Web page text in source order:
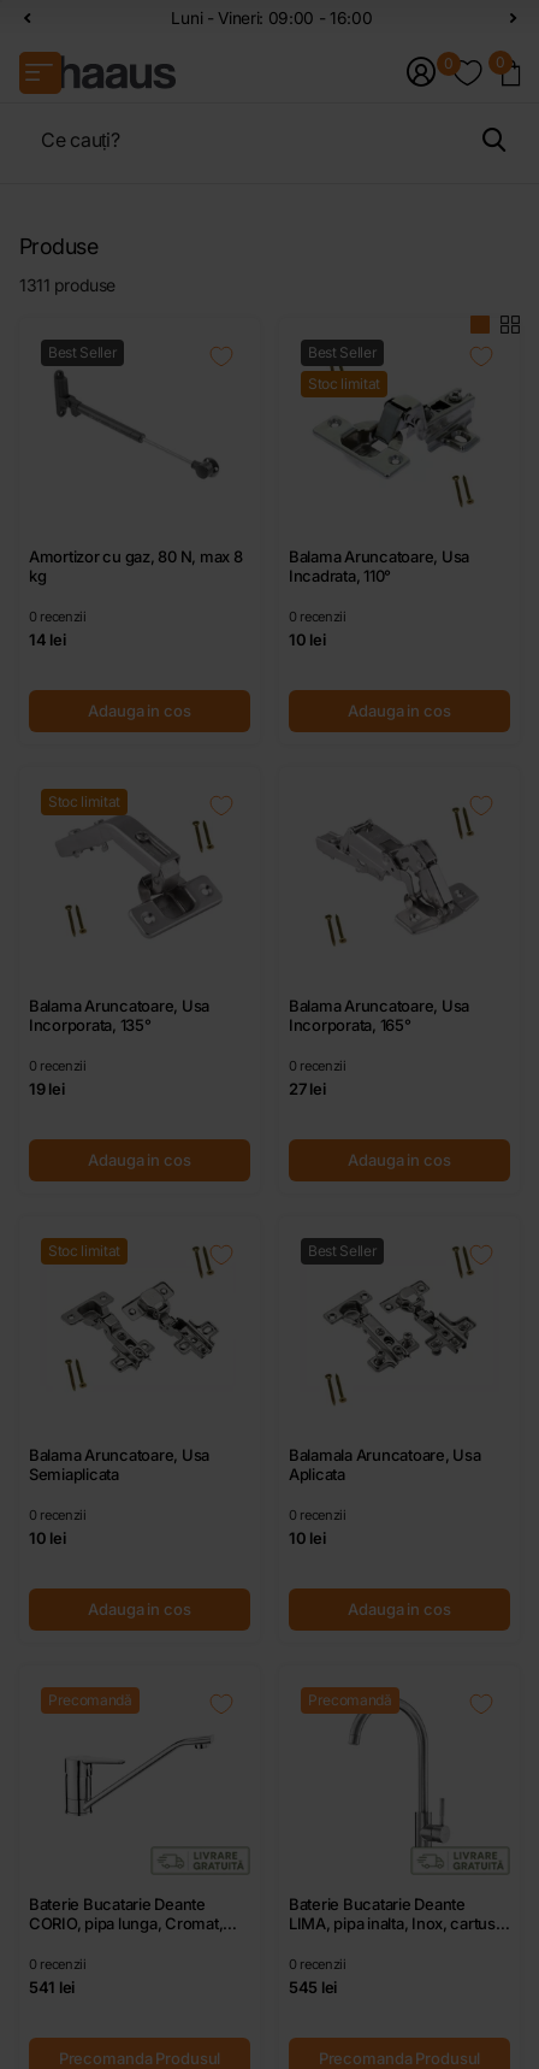
Luni - Vineri: 09:00 - 16:00
0 0
Produse
1311 produse
Best Seller
Amortizor cu gaz, 80 N, max 8
kg
0 recenzii
14 lei
Adauga in cos
Best Seller
Stoc limitat
Balama Aruncatoare, Usa
Incadrata, 110°
0 recenzii
10 lei
Adauga in cos
Stoc limitat
Balama Aruncatoare, Usa
Incorporata, 135°
0 recenzii
19 lei
Adauga in cos
Balama Aruncatoare, Usa
Incorporata, 165°
0 recenzii
27 lei
Adauga in cos
Stoc limitat
Balama Aruncatoare, Usa
Semiaplicata
0 recenzii
10 lei
Adauga in cos
Best Seller
Balamala Aruncatoare, Usa
Aplicata
0 recenzii
10 lei
Adauga in cos
Precomandă
Baterie Bucatarie Deante
CORIO, pipa lunga, Cromat,
0 recenzii
541 lei
Precomanda Produsul
Precomandă
Baterie Bucatarie Deante
LIMA, pipa inalta, Inox, cartus
0 recenzii
545 lei
Precomanda Produsul